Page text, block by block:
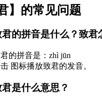
】的常见问题
君的拼音是什么？致君
的拼音是：zhì jūn
图标播放致君的发音。
是什么意思？